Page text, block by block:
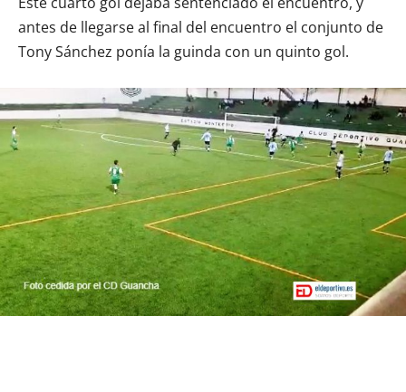
antes de llegarse al final del encuentro el conjunto de
Tony Sánchez ponía la guinda con un quinto gol.